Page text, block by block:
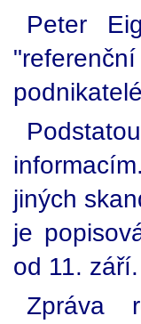
Peter
jiných
je
od 11. září.
Zpráva